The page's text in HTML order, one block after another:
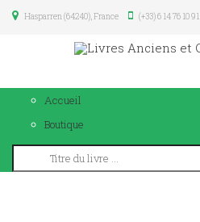
Hasparren (64240), France (+33) 6 14 76 10 91
Accueil
Boutique